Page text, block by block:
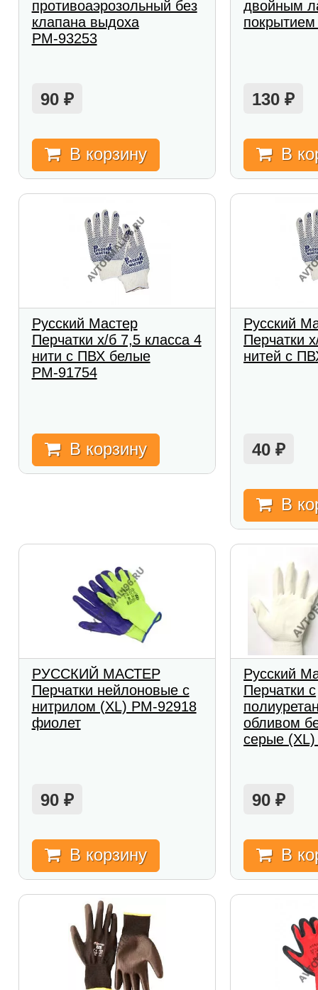
противоаэрозольный без
клапана выдоха
РМ-93253
90 ₽
В корзину
двойным
130₽
В
Русский Мастер
Перчатки х/б 7,5 класса 4
нити с ПВХ белые
РМ-91754
В корзину
Русский
Перчатки
нитей с
40₽
В
РУССКИЙ МАСТЕР
Перчатки нейлоновые с
нитрилом (XL) РМ-92918
фиолет
90 ₽
В корзину
Русский
Перчатки с
обливом
серые
90₽
В